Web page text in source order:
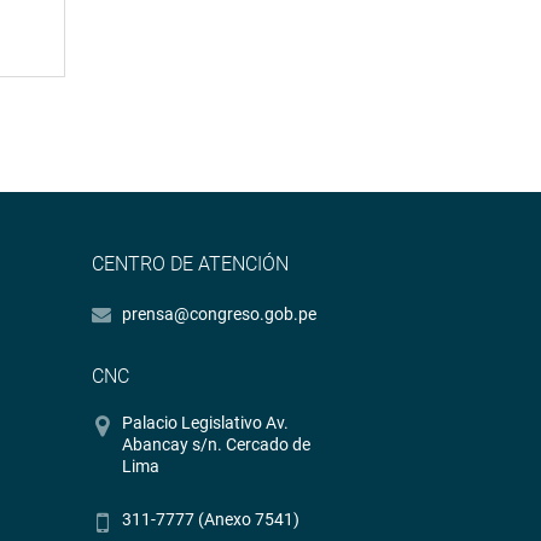
CENTRO DE ATENCIÓN
prensa@congreso.gob.pe
CNC
Palacio Legislativo Av.
Abancay s/n. Cercado de
Lima
311-7777 (Anexo 7541)